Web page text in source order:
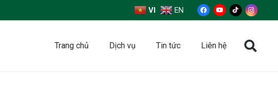
VI EN
Trang chủ Dịch vụ Tin tức Liên hệ